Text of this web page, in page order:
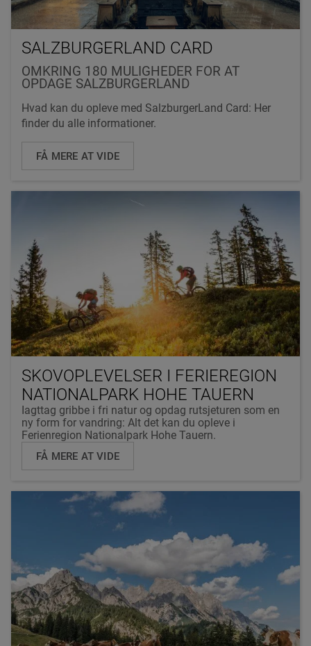
SALZBURGERLAND CARD
OMKRING 180 MULIGHEDER FOR AT
OPDAGE SALZBURGERLAND
Hvad kan du opleve med SalzburgerLand Card: Her
finder du alle informationer.
FÅ MERE AT VIDE
SKOVOPLEVELSER I FERIEREGION
NATIONALPARK HOHE TAUERN
Iagttag gribbe i fri natur og opdag rutsjeturen som en
ny form for vandring: Alt det kan du opleve i
Ferienregion Nationalpark Hohe Tauern.
FÅ MERE AT VIDE